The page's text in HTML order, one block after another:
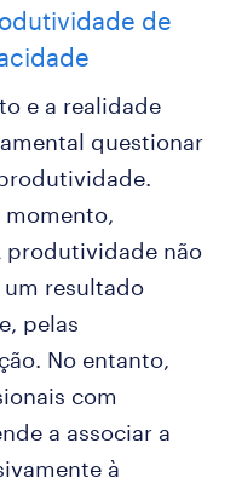
de
e a realidade
questionar
momento,
produtividade não
resultado
pelas
No entanto,
com
a associar a
à